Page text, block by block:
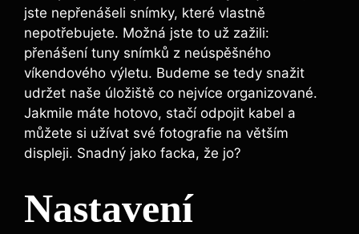
jste nepřenášeli snímky, které vlastně
nepotřebujete. Možná jste to už zažili:
přenášení tuny snímků z neúspěšného
víkendového výletu. Budeme se tedy snažit
udržet naše úložiště co nejvíce organizované.
Jakmile máte hotovo, stačí odpojit kabel a
můžete si užívat své fotografie na větším
displeji. Snadný jako facka, že jo?
Nastavení